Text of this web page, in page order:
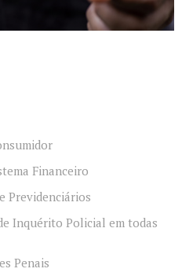
Financeiro
Previdenciários
Inquérito Policial em todas
Penais